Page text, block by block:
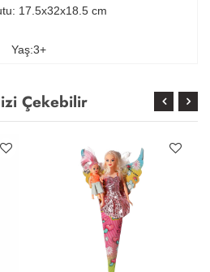
17.5x32x18.5 cm
Yaş:3+
Çekebilir